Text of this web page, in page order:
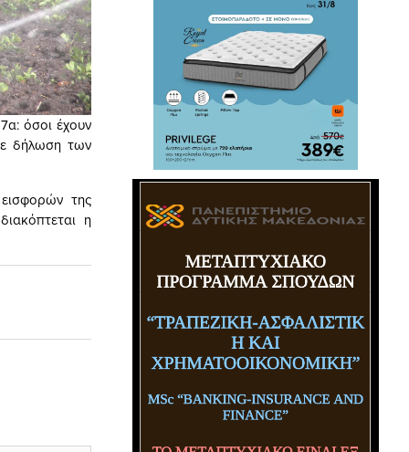
όσοι έχουν
δήλωση των
της
η